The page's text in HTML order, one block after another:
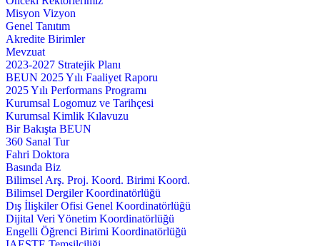
Misyon Vizyon
Genel Tanıtım
Akredite Birimler
Mevzuat
2023-2027 Stratejik Planı
BEUN 2025 Yılı Faaliyet Raporu
2025 Yılı Performans Programı
Kurumsal Logomuz ve Tarihçesi
Kurumsal Kimlik Kılavuzu
Bir Bakışta BEUN
360 Sanal Tur
Fahri Doktora
Basında Biz
Bilimsel Arş. Proj. Koord. Birimi Koord.
Bilimsel Dergiler Koordinatörlüğü
Dış İlişkiler Ofisi Genel Koordinatörlüğü
Dijital Veri Yönetim Koordinatörlüğü
Engelli Öğrenci Birimi Koordinatörlüğü